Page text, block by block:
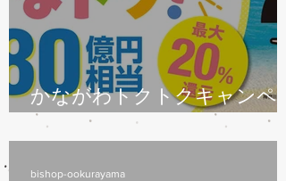
かながわトクトクキャンペー
ン始まります
bishop-ookurayama